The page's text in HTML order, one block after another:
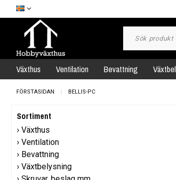
Växthus Ventilation Bevattning
FÖRSTASIDAN BELLIS-PC
Sortiment
Växthus
Ventilation
Bevattning
Växtbelysning